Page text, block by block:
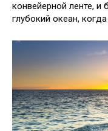
конвейерной ленте, и
глубокий океан,